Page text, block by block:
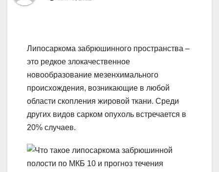
Липосаркома забрюшинного пространства –
это редкое злокачественное
новообразование мезенхимального
происхождения, возникающие в любой
области скопления жировой ткани. Среди
других видов сарком опухоль встречается в
20% случаев.